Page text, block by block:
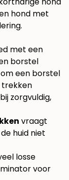
hond met
met een
borstel
een borstel
trekken
zorgvuldig,
vraagt
huid niet
losse
voor